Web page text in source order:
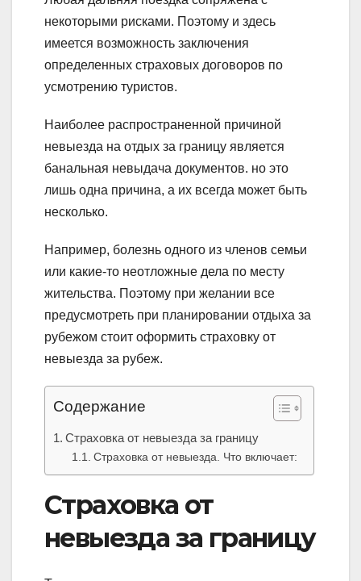
некоторыми рисками. Поэтому и здесь
имеется возможность заключения
определенных страховых договоров по
усмотрению туристов.
Наиболее распространенной причиной
невыезда на отдых за границу является
банальная невыдача документов. но это
лишь одна причина, а их всегда может быть
несколько.
Например, болезнь одного из членов семьи
или какие-то неотложные дела по месту
жительства. Поэтому при желании все
предусмотреть при планировании отдыха за
рубежом стоит оформить страховку от
невыезда за рубеж.
Содержание
Страховка от невыезда за границу
Страховка от невыезда. Что включает:
Страховка от
невыезда за границу